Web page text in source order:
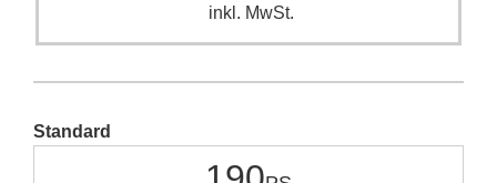
inkl. MwSt.
Standard